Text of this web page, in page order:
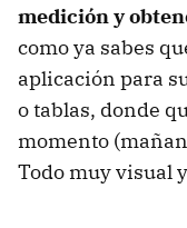
medición y
como ya sabes
aplicación para
o tablas, donde
momento
Todo muy visual